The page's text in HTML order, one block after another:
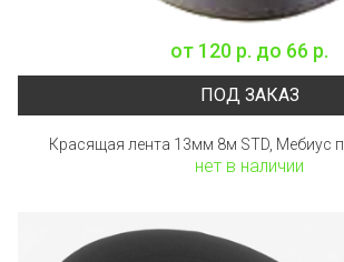
от 120 р. до 66 р.
ПОД ЗАКАЗ
Красящая лента 13мм 8м STD, Мебиус
нет в наличии